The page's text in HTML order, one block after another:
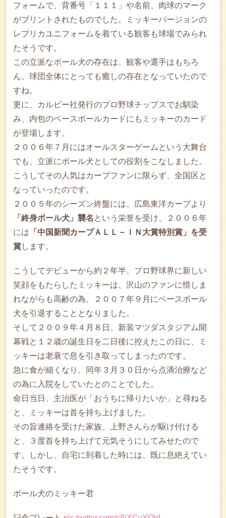
フォームで、背番号「１１１」や名前、肉球のマーク
がプリントされたものでした。ミッキーバージョンの
レプリカユニフォームを着ている観客も球場でみられ
たそうです。
この立派なボール犬の存在は、観客や選手はもちろ
ん、球団全体にとっても癒しの存在となっていたので
すね。
更に、カルビー社発行のプロ野球チップスでお馴染
み、内包のベースボールカードにもミッキーのカード
が登場します。
２００６年７月にはオールスターゲームという大舞台
でも、立派にボール犬としての役割をこなしました。
こうしてその人気はカープファンに限らず、全国区と
なっていったのです。
２００５年のシーズン終盤には、広島東洋カープより
「終身ボール犬」襲名 という栄誉を受け、２００６年
には 「中国新聞カープＡＬＬ－ＩＮ大賞特別賞」を受
賞します。
こうしてデビューから約２年半、プロ野球界に新しい
笑顔をもたらしたミッキーは、沢山のファンに惜しま
れながらも高齢の為、２００７年９月にベースボール
犬を引退することとなりました。
そして２００９年４月８日、新装マツダスタジアム開
幕戦と１２歳の誕生日を二日後に控えたこの日に、ミ
ッキーは老衰で息を引き取ってしまったのです。
急に食が細くなり、同年３月３０日から点滴治療など
の為に入院をしていたとのことでした。
命日当日、主治医が「おうちに帰りたいか」と尋ねる
と、ミッキーは首を持ち上げました。
その旨連絡を受けた家族、上野さんらが駆け付ける
と、３度首を持ち上げて元気そうにしてみせたので
す。しかし、自宅に到着した時には、既に息絶えてい
たそうです。
ボール犬のミッキー君